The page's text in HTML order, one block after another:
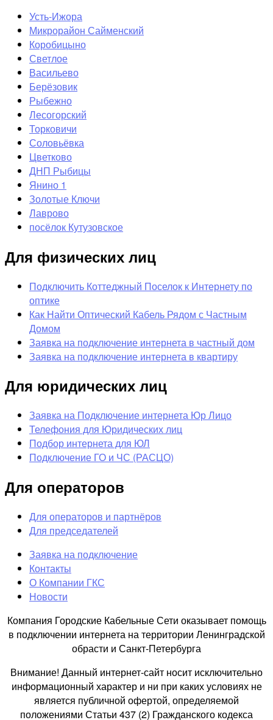
Усть-Ижора
Микрорайон Сайменский
Коробицыно
Светлое
Васильево
Берёзовик
Рыбежно
Лесогорский
Торковичи
Соловьёвка
Цветково
ДНП Рыбицы
Янино 1
Золотые Ключи
Лаврово
посёлок Кутузовское
Для физических лиц
Подключить Коттеджный Поселок к Интернету по
оптике
Как Найти Оптический Кабель Рядом с Частным
Домом
Заявка на подключение интернета в частный дом
Заявка на подключение интернета в квартиру
Для юридических лиц
Заявка на Подключение интернета Юр Лицо
Телефония для Юридических лиц
Подбор интернета для ЮЛ
Подключение ГО и ЧС (РАСЦО)
Для операторов
Для операторов и партнёров
Для председателей
Заявка на подключение
Контакты
О Компании ГКС
Новости
Компания Городские Кабельные Сети оказывает помощь
в подключении интернета на территории Ленинградской
обрасти и Санкт-Петербурга
Внимание! Данный интернет-сайт носит исключительно
информационный характер и ни при каких условиях не
является публичной офертой, определяемой
положениями Статьи 437 (2) Гражданского кодекса